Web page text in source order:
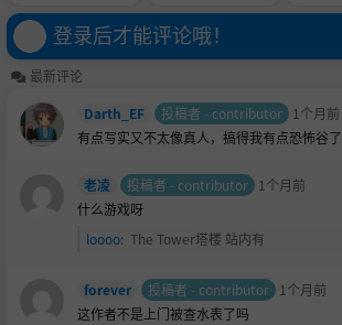
Mb 229p][Mega/度
盘]
登录后才能评论哦！
最新评论
Darth_EF
投稿者 - contributor
1个月前
有点写实又不太像真人，搞得我有点恐怖谷了
老凌 投稿者 - contributor
1个月前
什么游戏呀
loooo: The Tower塔楼 站内有
forever 投稿者 - contributor
1个月前
这作者不是上门被查水表了吗